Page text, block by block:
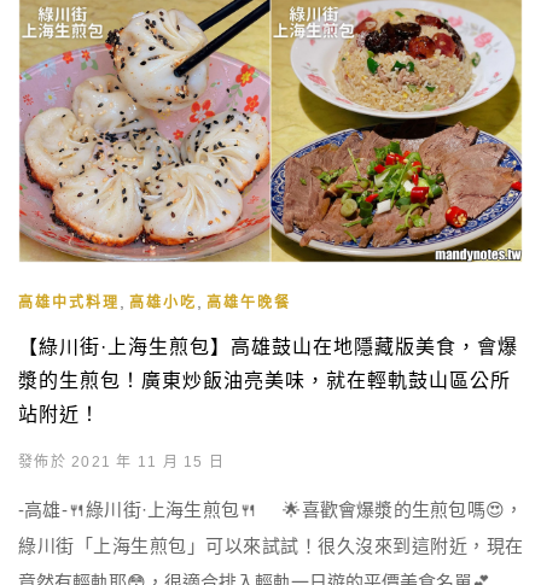
高雄中式料理 高雄小吃 高雄午晚餐
【綠川街·上海生煎包】高雄鼓山在地隱藏版美食，會爆
漿的生煎包！廣東炒飯油亮美味，就在輕軌鼓山區公所
站附近！
發佈於 2021 年 11 月 15 日
-高雄-🍴綠川街·上海生煎包🍴 🌟喜歡會爆漿的生煎包嗎😍，
綠川街「上海生煎包」可以來試試！很久沒來到這附近，現在